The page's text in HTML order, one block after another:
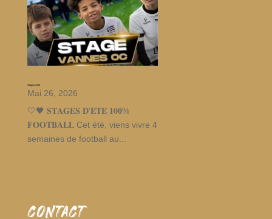
Stages d’été
Mai 26, 2026
🤍🖤 𝐒𝐓𝐀𝐆𝐄𝐒 𝐃’𝐄́𝐓𝐄́ 𝟏𝟎𝟎%
𝐅𝐎𝐎𝐓𝐁𝐀𝐋𝐋 Cet été, viens vivre 4
semaines de football au...